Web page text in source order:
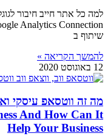
שיתוף ב
להמשך הקריאה »
12 באוגוסט 2020
מה זה ווטסאפ עיסקי
And How Can It
Help Your Business